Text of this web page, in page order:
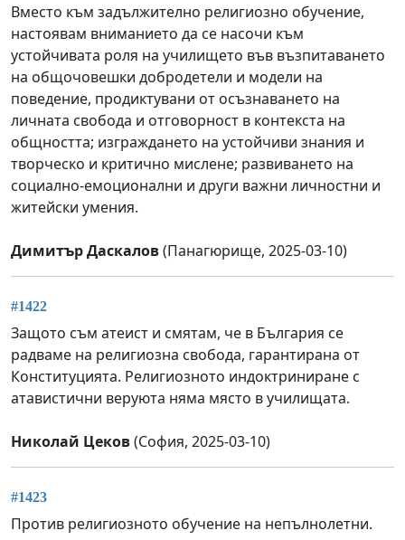
Вместо към задължително религиозно обучение,
настоявам вниманието да се насочи към
устойчивата роля на училището във възпитаването
на общочовешки добродетели и модели на
поведение, продиктувани от осъзнаването на
личната свобода и отговорност в контекста на
общността; изграждането на устойчиви знания и
творческо и критично мислене; развиването на
социално-емоционални и други важни личностни и
житейски умения.
Димитър Даскалов(Панагюрище, 2025-03-10)
#1422
Защото съм атеист и смятам, че в България се
радваме на религиозна свобода, гарантирана от
Конституцията. Религиозното индоктриниране с
атавистични веруюта няма място в училищата.
Николай Цеков(София, 2025-03-10)
#1423
Против религиозното обучение на непълнолетни.